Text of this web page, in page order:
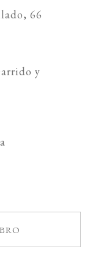
, 66
y